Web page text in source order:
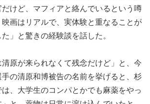
けど、マフィアと絡んでいるという噂
映画はリアルで、実体験と重なることが
」と驚きの経験談を話した。
原が来られなくて残念だけど」と、今
の清原和博被告の名前を挙げると、杉
、大学生のコンパとかでも麻薬をやっ